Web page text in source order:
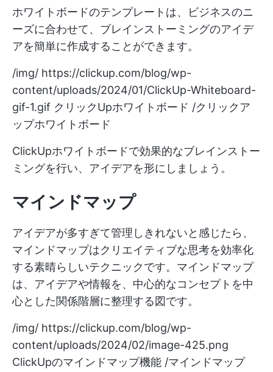
ホワイトボードのテンプレートは、ビジネスのニ
ーズに合わせて、ブレインストーミングのアイデ
アを簡単に作成することができます。
/img/ https://clickup.com/blog/wp-
content/uploads/2024/01/ClickUp-Whiteboard-
gif-1.gif クリックUpホワイトボード /クリックア
ップホワイトボード
ClickUpホワイトボードで効果的なブレインストー
ミングを行い、アイデアを形にしましょう。
マインドマップ
アイデアが多すぎて管理しきれないと感じたら、
マインドマップはクリエイティブな思考を効率化
する素晴らしいテクニックです。マインドマップ
は、アイデアや情報を、中心的なコンセプトを中
心とした関係階層に整理する図です。
/img/ https://clickup.com/blog/wp-
content/uploads/2024/02/image-425.png
ClickUpのマインドマップ機能 /マインドマップ